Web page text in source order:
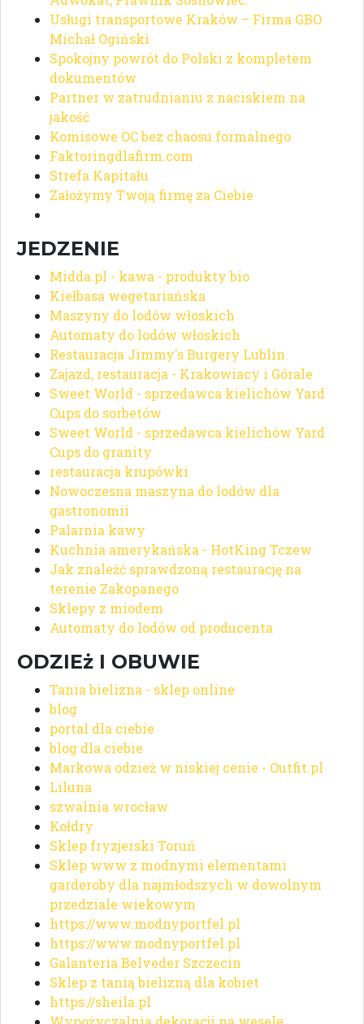
Usługi transportowe Kraków – Firma GBO
Michał Ogiński
Spokojny powrót do Polski z kompletem
dokumentów
Partner w zatrudnianiu z naciskiem na
jakość
Komisowe OC bez chaosu formalnego
Faktoringdlafirm.com
Strefa Kapitału
Założymy Twoją firmę za Ciebie
JEDZENIE
Midda.pl - kawa - produkty bio
Kiełbasa wegetariańska
Maszyny do lodów włoskich
Automaty do lodów włoskich
Restauracja Jimmy's Burgery Lublin
Zajazd, restauracja - Krakowiacy i Górale
Sweet World - sprzedawca kielichów Yard
Cups do sorbetów
Sweet World - sprzedawca kielichów Yard
Cups do granity
restauracja krupówki
Nowoczesna maszyna do lodów dla
gastronomii
Palarnia kawy
Kuchnia amerykańska - HotKing Tczew
Jak znaleźć sprawdzoną restaurację na
terenie Zakopanego
Sklepy z miodem
Automaty do lodów od producenta
ODZIEż I OBUWIE
Tania bielizna - sklep online
blog
portal dla ciebie
blog dla ciebie
Markowa odzież w niskiej cenie - Outfit.pl
Liluna
szwalnia wrocław
Kołdry
Sklep fryzjerski Toruń
Sklep www z modnymi elementami
garderoby dla najmłodszych w dowolnym
przedziale wiekowym
https://www.modnyportfel.pl
https://www.modnyportfel.pl
Galanteria Belveder Szczecin
Sklep z tanią bielizną dla kobiet
https://sheila.pl